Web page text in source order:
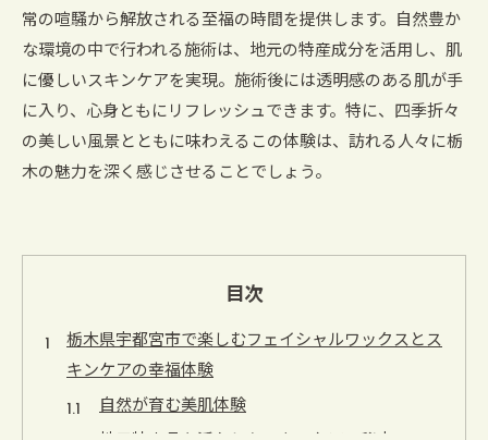
常の喧騒から解放される至福の時間を提供します。自然豊か
な環境の中で行われる施術は、地元の特産成分を活用し、肌
に優しいスキンケアを実現。施術後には透明感のある肌が手
に入り、心身ともにリフレッシュできます。特に、四季折々
の美しい風景とともに味わえるこの体験は、訪れる人々に栃
木の魅力を深く感じさせることでしょう。
目次
栃木県宇都宮市で楽しむフェイシャルワックスとス
キンケアの幸福体験
自然が育む美肌体験